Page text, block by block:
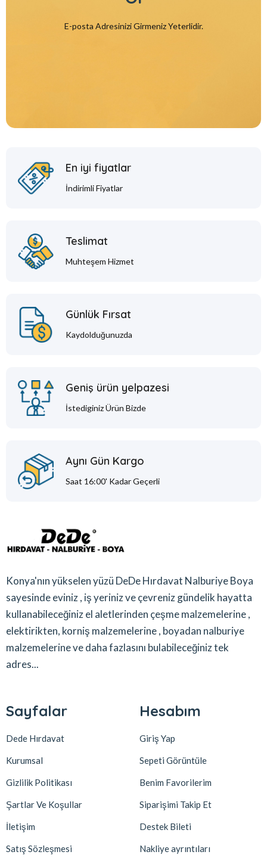
E-posta Adresinizi Girmeniz Yeterlidir.
En iyi fiyatlar
İndirimli Fiyatlar
Teslimat
Muhteşem Hizmet
Günlük Fırsat
Kaydolduğunuzda
Geniş ürün yelpazesi
İstediginiz Ürün Bizde
Aynı Gün Kargo
Saat 16:00' Kadar Geçerli
Konya'nın yükselen yüzü DeDe Hırdavat Nalburiye Boya
sayesinde eviniz , iş yeriniz ve çevreniz gündelik hayatta
kullanabileceğiniz el aletlerinden çeşme malzemelerine ,
elektirikten, korniş malzemelerine , boyadan nalburiye
malzemelerine ve daha fazlasını bulabileceğiniz tek
adres...
Sayfalar
Dede Hırdavat
Kurumsal
Gizlilik Politikası
Şartlar Ve Koşullar
İletişim
Satış Sözleşmesi
Hesabım
Giriş Yap
Sepeti Görüntüle
Benim Favorilerim
Siparişimi Takip Et
Destek Bileti
Nakliye ayrıntıları